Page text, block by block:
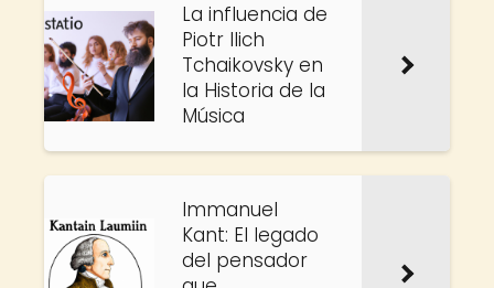
La influencia de
Piotr Ilich
Tchaikovsky en
la Historia de la
Música
Immanuel
Kant: El legado
del pensador